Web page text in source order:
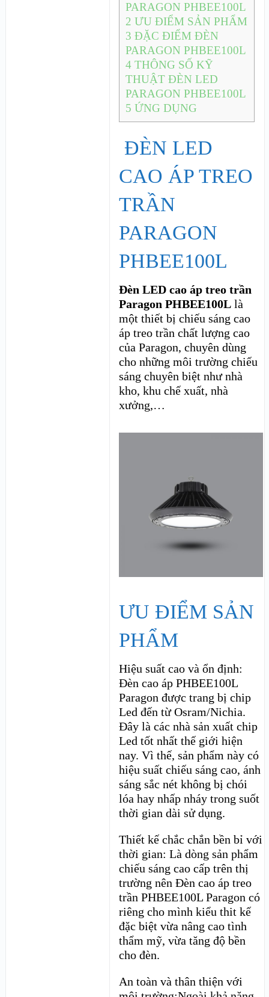
PARAGON PHBEE100L
2 ƯU ĐIỂM SẢN PHẨM
3 ĐẶC ĐIỂM ĐÈN
PARAGON PHBEE100L
4 THÔNG SỐ KỸ
THUẬT ĐÈN LED
PARAGON PHBEE100L
5 ỨNG DỤNG
ĐÈN LED
CAO ÁP TREO
TRẦN
PARAGON
PHBEE100L
Đèn LED cao áp treo trần
Paragon PHBEE100L là
một thiết bị chiếu sáng cao
áp treo trần chất lượng cao
của Paragon, chuyên dùng
cho những môi trường chiếu
sáng chuyên biệt như nhà
kho, khu chế xuất, nhà
xưởng,…
ƯU ĐIỂM SẢN
PHẨM
Hiệu suất cao và ổn định:
Đèn cao áp PHBEE100L
Paragon được trang bị chip
Led đến từ Osram/Nichia.
Đây là các nhà sản xuất chip
Led tốt nhất thế giới hiện
nay. Vì thế, sản phẩm này có
hiệu suất chiếu sáng cao, ánh
sáng sắc nét không bị chói
lóa hay nhấp nháy trong suốt
thời gian dài sử dụng.
Thiết kế chắc chắn bền bỉ với
thời gian: Là dòng sản phẩm
chiếu sáng cao cấp trên thị
trường nên Đèn cao áp treo
trần PHBEE100L Paragon có
riêng cho mình kiểu thit kế
đặc biệt vừa nâng cao tình
thẩm mỹ, vừa tăng độ bền
cho đèn.
An toàn và thân thiện với